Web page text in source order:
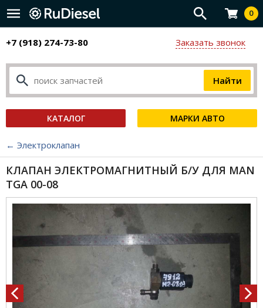
0
+7 (918) 274-73-80 Заказать звонок
КАТАЛОГ МАРКИ АВТО
← Электроклапан
КЛАПАН ЭЛЕКТРОМАГНИТНЫЙ Б/У ДЛЯ MAN
TGA 00-08